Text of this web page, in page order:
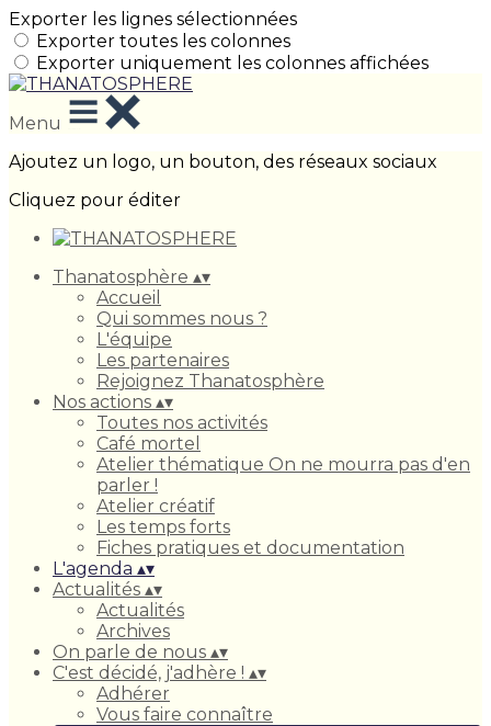
Exporter les lignes sélectionnées
Exporter toutes les colonnes
Exporter uniquement les colonnes affichées
Menu
Ajoutez un logo, un bouton, des réseaux sociaux
Cliquez pour éditer
Thanatosphère ▴▾
Accueil
Qui sommes nous ?
L'équipe
Les partenaires
Rejoignez Thanatosphère
Nos actions ▴▾
Toutes nos activités
Café mortel
Atelier thématique On ne mourra pas d'en
parler !
Atelier créatif
Les temps forts
Fiches pratiques et documentation
L'agenda ▴▾
Actualités ▴▾
Actualités
Archives
On parle de nous ▴▾
C'est décidé, j'adhère ! ▴▾
Adhérer
Vous faire connaître